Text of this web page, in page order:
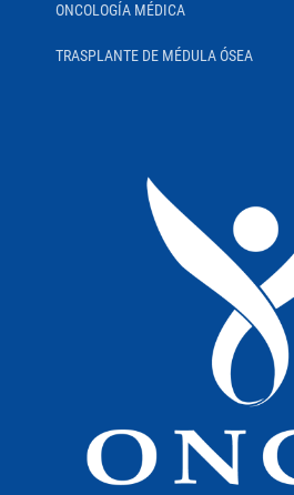
ONCOLOGÍA MÉDICA
TRASPLANTE DE MÉDULA ÓSEA